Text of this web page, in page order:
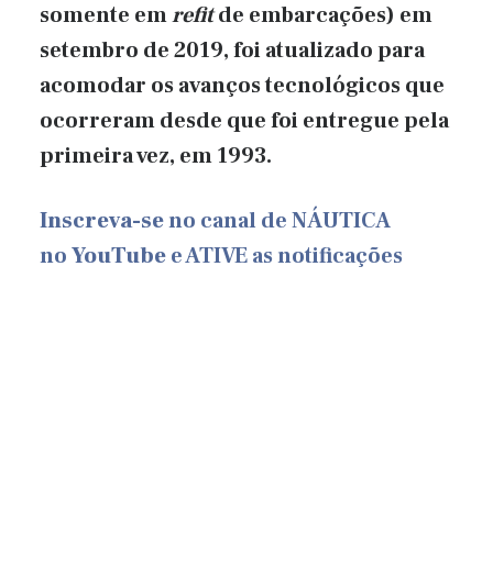
somente emrefitde embarcações) em
setembro de 2019, foi atualizado para
acomodar os avanços tecnológicos que
ocorreram desde que foi entregue pela
primeira vez, em 1993.
Inscreva-seno canal de NÁUTICA
noYouTubee ATIVE as notificações